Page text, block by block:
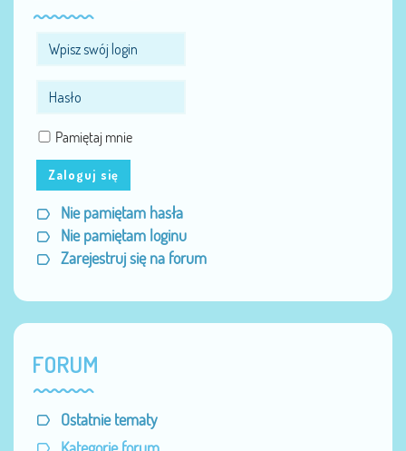
Pamiętaj mnie
Zaloguj się
Nie pamiętam hasła
Nie pamiętam loginu
Zarejestruj się na forum
FORUM
Ostatnie tematy